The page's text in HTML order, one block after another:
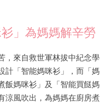
」為媽媽解辛勞
，來自救世軍林拔中紀念學
計「智能媽咪衫」，而「媽
飯媽咪衫」及「智能買餸媽
涼風吹出，為媽媽在廚房煮